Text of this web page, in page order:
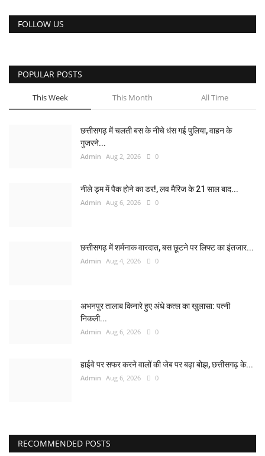
FOLLOW US
POPULAR POSTS
This Week This Month All Time
छत्तीसगढ़ में चलती बस के नीचे धंस गई पुलिया, वाहन के
गुजरने...
Admin Aug 2, 2026 0
नीले ड्र्म में पैक होने का डर!, लव मैरिज के 21 साल बाद...
Admin Aug 6, 2026 0
छत्तीसगढ़ में शर्मनाक वारदात, बस छूटने पर लिफ्ट का इंतजार...
Admin Aug 4, 2026 0
अभनपुर तालाब किनारे हुए अंधे कत्ल का खुलासा: पत्नी
निकली...
Admin Aug 6, 2026 0
हाईवे पर सफर करने वालों की जेब पर बढ़ा बोझ, छत्तीसगढ़ के...
Admin Aug 6, 2026 0
RECOMMENDED POSTS